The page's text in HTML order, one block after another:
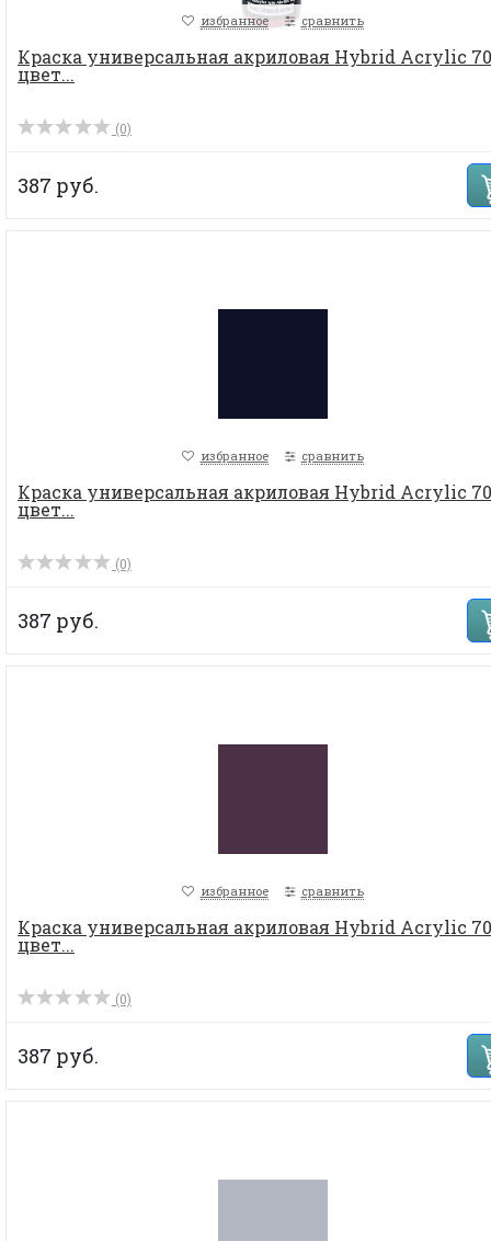
избранное сравнить
Краска универсальная акриловая Hybrid Acrylic
цвет...
(0)
387 руб.
избранное сравнить
Краска универсальная акриловая Hybrid Acrylic
цвет...
(0)
387 руб.
избранное сравнить
Краска универсальная акриловая Hybrid Acrylic
цвет...
(0)
387 руб.